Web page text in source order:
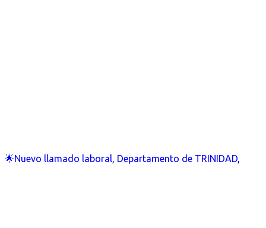
🌟Nuevo llamado laboral, Departamento de TRINIDAD,